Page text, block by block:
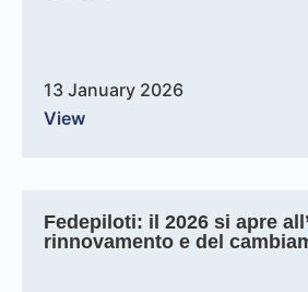
13 January 2026
View
Fedepiloti: il 2026 si apre
rinnovamento e del